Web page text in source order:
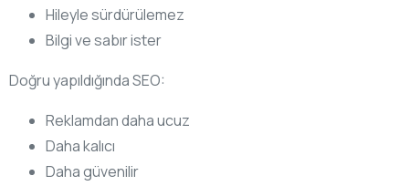
Hileyle sürdürülemez
Bilgi ve sabır ister
Doğru yapıldığında SEO:
Reklamdan daha ucuz
Daha kalıcı
Daha güvenilir